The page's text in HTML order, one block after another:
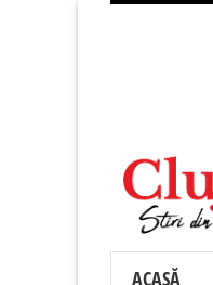
ACASĂ